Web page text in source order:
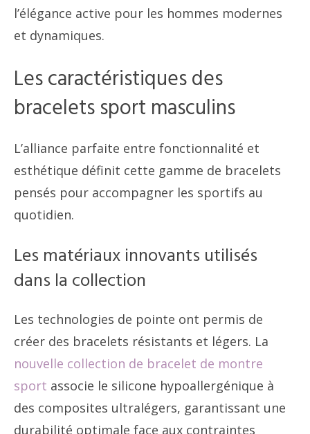
l’élégance active pour les hommes modernes
et dynamiques.
Les caractéristiques des
bracelets sport masculins
L’alliance parfaite entre fonctionnalité et
esthétique définit cette gamme de bracelets
pensés pour accompagner les sportifs au
quotidien.
Les matériaux innovants utilisés
dans la collection
Les technologies de pointe ont permis de
créer des bracelets résistants et légers. La
nouvelle collection de bracelet de montre
sport associe le silicone hypoallergénique à
des composites ultralégers, garantissant une
durabilité optimale face aux contraintes